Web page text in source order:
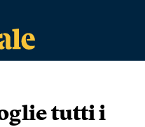
tutti i